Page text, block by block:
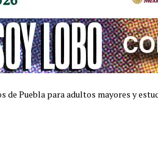
de Puebla para adultos mayores y